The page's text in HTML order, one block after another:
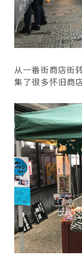
从一番街商店街
集了很多怀旧商店